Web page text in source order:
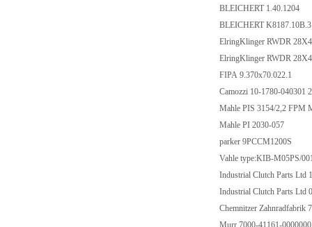
BLEICHERT 1.40.1204
BLEICHERT
ElringKlinger RWDR
ElringKlinger RWDR
FIPA 9.370x70.022.1
Camozzi 10-1780-
Mahle PIS 3154/2,2 FPM
Mahle PI 2030-057
parker 9PCCM1200S
Vahle type:KIB-M05PS/
Industrial Clutch Parts
Industrial Clutch Parts
Chemnitzer Zahnradfabrik
Murr 7000-41161-